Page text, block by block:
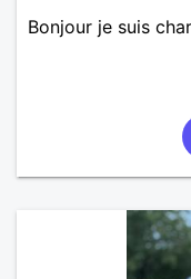
Bonjour je suis